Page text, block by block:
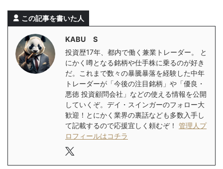
この記事を書いた人
KABU S
投資歴17年、都内で働く兼業トレーダー。 と
にかく噂となる銘柄や仕手株に乗るのが好き
だ。これまで数々の暴騰暴落を経験した中年
トレーダーが「今後の注目銘柄」や「優良・
悪徳 投資顧問会社」などの使える情報を公開
していくぞ。デイ・スインガーのフォロー大
歓迎！とにかく業界の裏話なども多数入手し
て記載するので応援宜しく頼むぞ！ 管理人プ
ロフィールはコチラ